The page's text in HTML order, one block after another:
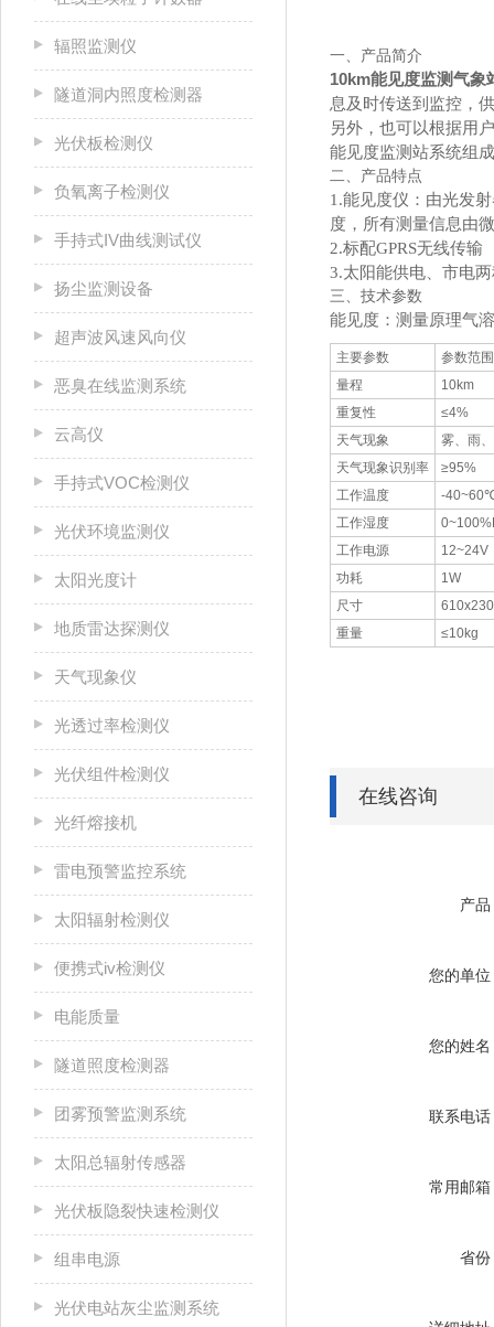
辐照监测仪
隧道洞内照度检测器
光伏板检测仪
负氧离子检测仪
手持式IV曲线测试仪
扬尘监测设备
超声波风速风向仪
恶臭在线监测系统
云高仪
手持式VOC检测仪
光伏环境监测仪
太阳光度计
地质雷达探测仪
天气现象仪
光透过率检测仪
光伏组件检测仪
光纤熔接机
雷电预警监控系统
太阳辐射检测仪
便携式iv检测仪
电能质量
隧道照度检测器
团雾预警监测系统
太阳总辐射传感器
光伏板隐裂快速检测仪
组串电源
光伏电站灰尘监测系统
一、产品简介
10km能见度监测气象
息及时传送到监控，
另外，也可以根据用
能见度监测站系统组
二、产品特点
1.能见度仪：由光发
度，所有测量信息由
2.标配GPRS无线传输
3.太阳能供电、市电
三、技术参数
能见度：测量原理气
主要参数
参数范围
量程
10km
重复性
≤4%
天气现象
雾、雨
天气现象识别率
≥95%
工作温度
-
工作湿度
工作电源
12~24V
功耗
1W
尺寸
重量
≤10kg
在线咨询
产品
您的单位
您的姓名
联系电话
常用邮箱
省份